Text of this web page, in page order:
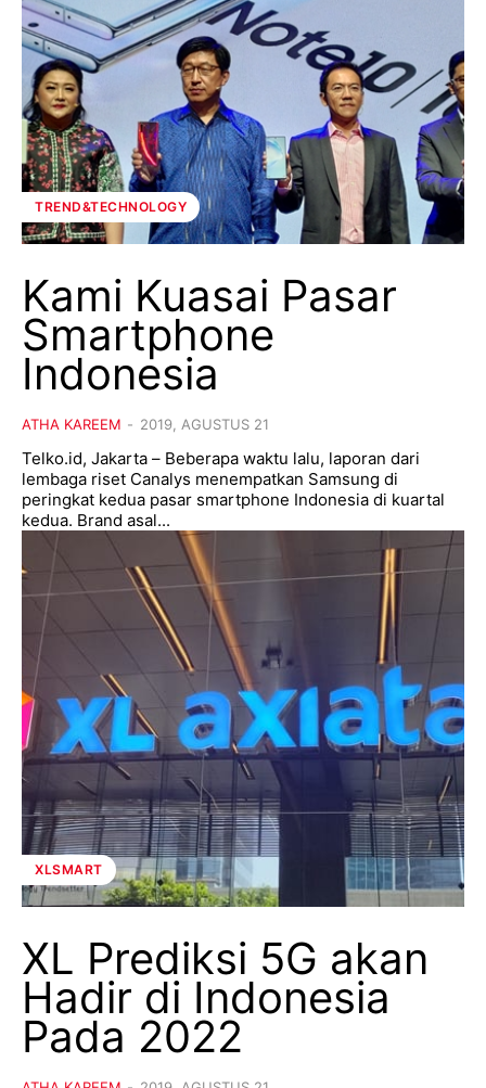
TREND&TECHNOLOGY
Kami Kuasai Pasar
Smartphone
Indonesia
ATHA KAREEM - 2019, AGUSTUS 21
Telko.id, Jakarta – Beberapa waktu lalu, laporan dari
lembaga riset Canalys menempatkan Samsung di
peringkat kedua pasar smartphone Indonesia di kuartal
kedua. Brand asal...
XLSMART
XL Prediksi 5G akan
Hadir di Indonesia
Pada 2022